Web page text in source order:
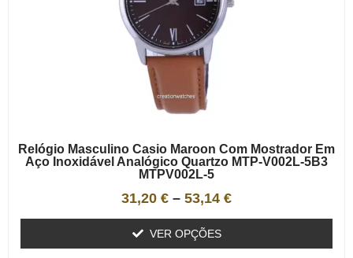
Relógio Masculino Casio Maroon Com Mostrador Em
Aço Inoxidável Analógico Quartzo MTP-V002L-5B3
MTPV002L-5
31,20 € – 53,14 €
VER OPÇÕES